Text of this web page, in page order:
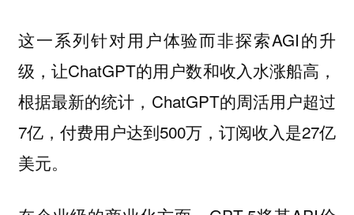
这一系列针对用户体验而非探索AGI的升
级，让ChatGPT的用户数和收入水涨船高，
根据最新的统计，ChatGPT的周活用户超过
7亿，付费用户达到500万，订阅收入是27亿
美元。